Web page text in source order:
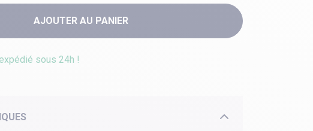
AJOUTER AU PANIER
sous 24h !